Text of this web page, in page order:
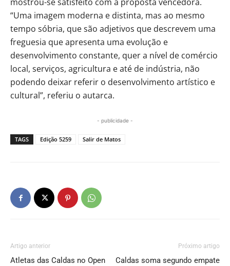
mostrou-se satisfeito com a proposta vencedora.
“Uma imagem moderna e distinta, mas ao mesmo
tempo sóbria, que são adjetivos que descrevem uma
freguesia que apresenta uma evolução e
desenvolvimento constante, quer a nível de comércio
local, serviços, agricultura e até de indústria, não
podendo deixar referir o desenvolvimento artístico e
cultural”, referiu o autarca.
- publicidade -
TAGS Edição 5259 Salir de Matos
Artigo anterior
Atletas das Caldas no Open
Próximo artigo
Caldas soma segundo empate